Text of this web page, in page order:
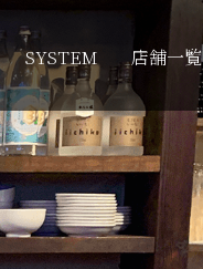
SYSTEM 店舗一覧